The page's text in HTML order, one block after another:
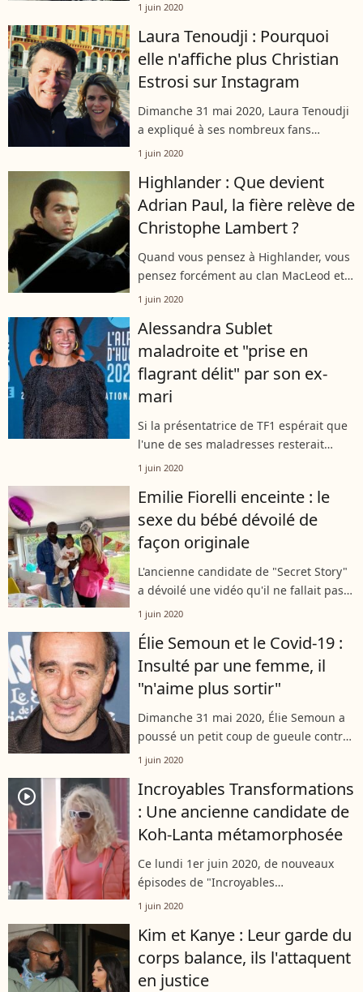
sujet par "Télé 7 Jours", le
présentateur...
1 juin 2020
Laura Tenoudji : Pourquoi
elle n'affiche plus Christian
Estrosi sur Instagram
Dimanche 31 mai 2020, Laura Tenoudji
a expliqué à ses nombreux fans
pourquoi elle ne pouvait plus publier
Estrosi, sur son compte Instagram.
L'homme...
1 juin 2020
Highlander : Que devient
Adrian Paul, la fière relève de
Christophe Lambert ?
Quand vous pensez à Highlander, vous
pensez forcément au clan MacLeod et à
Christophe Lambert... mais pas
films, Adrian Paul a incarné le cousin...
1 juin 2020
Alessandra Sublet
maladroite et "prise en
flagrant délit" par son ex-
mari
Si la présentatrice de TF1 espérait que
l'une de ses maladresses resterait
secrète, c'est loupé. Samedi 30 mai
a partagé une photo d'Alessandra...
1 juin 2020
Emilie Fiorelli enceinte : le
sexe du bébé dévoilé de
façon originale
L'ancienne candidate de "Secret Story"
a dévoilé une vidéo qu'il ne fallait pas
louper sur Instagram, ce lundi 1er juin
son deuxième enfant,...
1 juin 2020
Élie Semoun et le Covid-19 :
Insulté par une femme, il
"n'aime plus sortir"
Dimanche 31 mai 2020, Élie Semoun a
poussé un petit coup de gueule contre
la froideur des gens, effrayés à l'idée
Instagram, l'humoriste de 56 ans...
1 juin 2020
player2
Incroyables Transformations
: Une ancienne candidate de
Koh-Lanta métamorphosée
Ce lundi 1er juin 2020, de nouveaux
épisodes de "Incroyables
transofrmations" ont été diffusés sur
mission de relooker une ancienne
candidate de "Koh-Lanta"....
1 juin 2020
Kim et Kanye : Leur garde du
corps balance, ils l'attaquent
en justice